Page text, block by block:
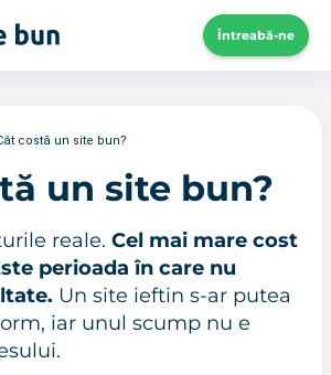
Întreabă-ne
costă un site bun?
un site bun?
reale. Cel mai mare cost
perioada în care nu
Un site ieftin s-ar putea
iar unul scump nu e